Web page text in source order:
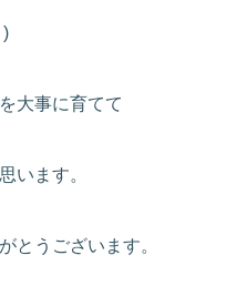
)
大事に育てて
います。
とうございます。